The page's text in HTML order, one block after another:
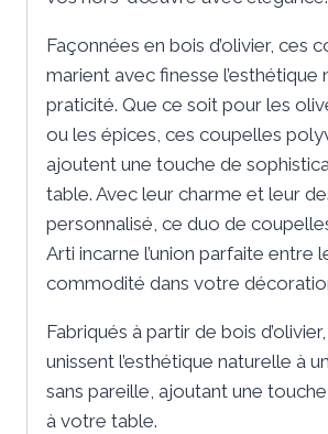
Façonnées en bois d’olivier, ces
marient avec finesse l’esthétique
praticité. Que ce soit pour les
ou les épices, ces coupelles
ajoutent une touche de
table. Avec leur charme et leur
personnalisé, ce duo de
Arti incarne l’union parfaite entre
commodité dans votre
Fabriqués à partir de bois
unissent l’esthétique naturelle à
sans pareille, ajoutant une
à votre table.